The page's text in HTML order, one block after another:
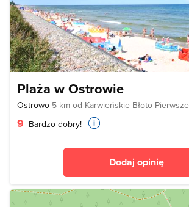
Plaża w Ostrowie
Ostrowo 5 km od Karwieńskie Błoto Pierwsze
9 Bardzo dobry!
Dodaj opinię